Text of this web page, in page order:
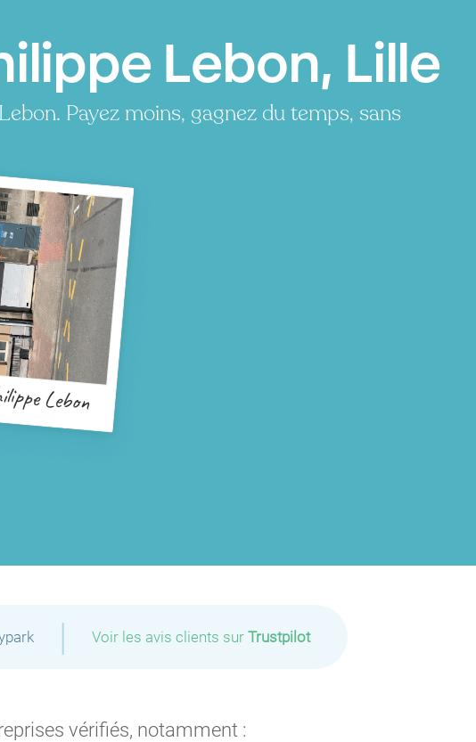
Lebon, Lille
Payez moins, gagnez du temps, sans
Lebon
| Voir les avis clients sur Trustpilot
vérifiés, notamment :